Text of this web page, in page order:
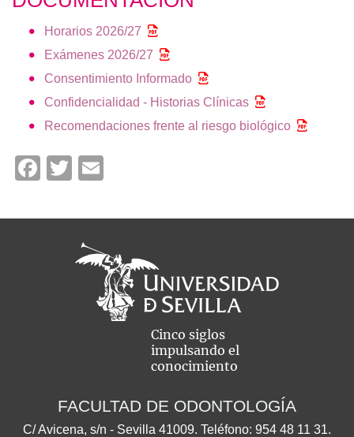
Horarios 2026/27
Exámenes 2026/27
Consentimiento Informado
Confidencialidad - Historias Clínicas
Recomendaciones frente al riesgo biológico
Facebook
Twitter
Cinco siglos
impulsando el
conocimiento
FACULTAD DE ODONTOLOGÍA
C/ Avicena, s/n - Sevilla 41009. Teléfono: 954 48 11 31.